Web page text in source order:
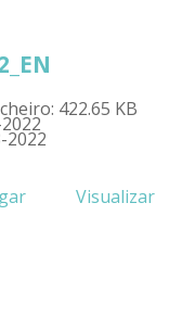
422.65 KB
2022
Visualizar